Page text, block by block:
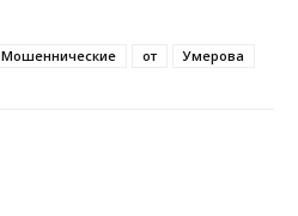
Мошеннические от Умерова